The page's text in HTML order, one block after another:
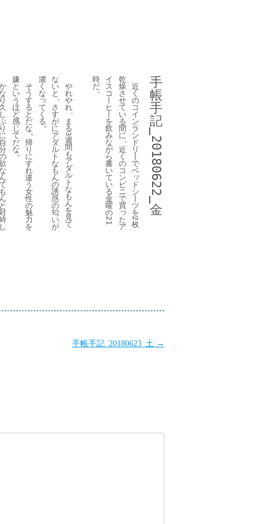
手
帳
手
記
_20180622_
金
近
く
の
コ
イ
ン
ラ
ン
ド
リ
で
ベ
ッ
ド
シ
ツ
を
2
枚
乾
燥
さ
せ
て
い
る
間
に、
近
く
の
コ
ン
ビ
ニ
で
買
っ
た
ア
イ
ス
コ
ヒ
を
飲
み
な
が
ら
書
い
て
い
る
金
曜
の
21
時
だ。
や
れ
や
れ、
ま
る
3
週
間
も
ア
ダ
ル
ト
な
も
ん
を
見
て
な
い
と、
さ
す
が
に
ア
ダ
ル
ト
な
も
ん
の
誘
惑
の
匂
い
が
濃
く
な
っ
て
く
る。
そ
う
す
る
と
だ
な。
帰
り
に
す
れ
違
う
女
性
の
魅
力
を
嫌
と
い
う
ほ
ど
感
じ
て
だ
な。
な
り
久
し
り
に
自
な
ん
も
ん
と
し
手帳手記_20180623_土 →